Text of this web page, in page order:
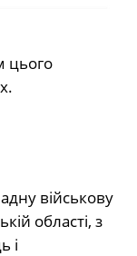
цього
військову
області, з
і